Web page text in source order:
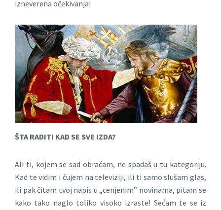
izneverena očekivanja!
ŠTA RADITI KAD SE SVE IZDA?
Ali ti, kojem se sad obraćam, ne spadaš u tu kategoriju.
Kad te vidim i čujem na televiziji, ili ti samo slušam glas,
ili pak čitam tvoj napis u „cenjenim” novinama, pitam se
kako tako naglo toliko visoko izraste! Sećam te se iz